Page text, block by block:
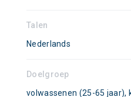
Talen
Nederlands
Doelgroep
volwassenen (25-65 jaar),